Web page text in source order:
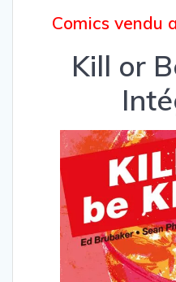
Comics vendu
Kill or